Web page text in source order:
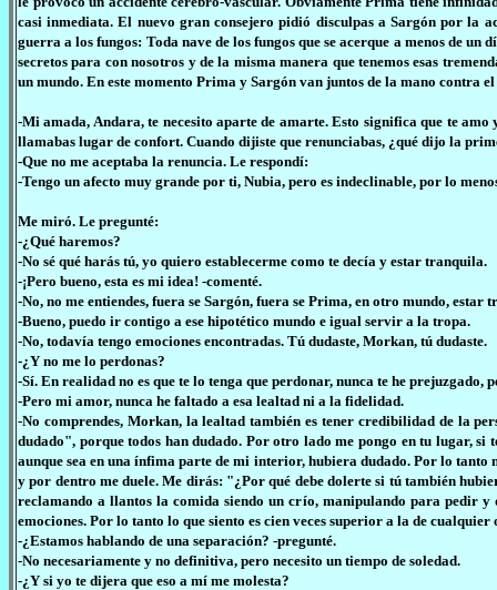
casi inmediata. El nuevo gran consejero pidió disculpas a Sargón por
guerra a los fungos: Toda nave de los fungos que se acerque a menos de
secretos para con nosotros y de la misma manera que tenemos esas
un mundo. En este momento Prima y Sargón van juntos de la mano contra
-Mi amada, Andara, te necesito aparte de amarte. Esto significa que te
llamabas lugar de confort. Cuando dijiste que renunciabas, ¿qué dijo la
-Que no me aceptaba la renuncia. Le respondí:
-Tengo un afecto muy grande por ti, Nubia, pero es indeclinable, por lo
Me miró. Le pregunté:
-¿Qué haremos?
-No sé qué harás tú, yo quiero establecerme como te decía y estar tranquila.
-¡Pero bueno, esta es mi idea! -comenté.
-No, no me entiendes, fuera se Sargón, fuera se Prima, en otro mundo, estar
-Bueno, puedo ir contigo a ese hipotético mundo e igual servir a la tropa.
-No, todavía tengo emociones encontradas. Tú dudaste, Morkan, tú dudaste.
-¿Y no me lo perdonas?
-Sí. En realidad no es que te lo tenga que perdonar, nunca te he
-Pero mi amor, nunca he faltado a esa lealtad ni a la fidelidad.
-No comprendes, Morkan, la lealtad también es tener credibilidad de la
dudado", porque todos han dudado. Por otro lado me pongo en tu lugar,
aunque sea en una ínfima parte de mi interior, hubiera dudado. Por lo
y por dentro me duele. Me dirás: "¿Por qué debe dolerte si tú también
reclamando a llantos la comida siendo un crío, manipulando para pedir y
emociones. Por lo tanto lo que siento es cien veces superior a la de cualquier
-¿Estamos hablando de una separación? -pregunté.
-No necesariamente y no definitiva, pero necesito un tiempo de soledad.
-¿Y si yo te dijera que eso a mí me molesta?